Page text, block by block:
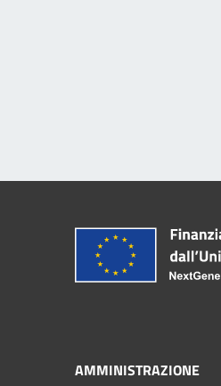
AMMINISTRAZIONE